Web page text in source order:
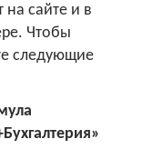
сайте и в
Чтобы
следующие